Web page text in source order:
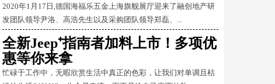
2020年1月17日,德国海福乐五金上海旗舰展厅迎来了融创地产研
发团队领导尹洛、高浩先生以及采购团队领导郑磊、...
全新Jeep⁺指南者加料上市！多项优
惠等你来拿
忙碌于工作中，无暇欣赏生活中真正的色彩，让我们对单调且枯